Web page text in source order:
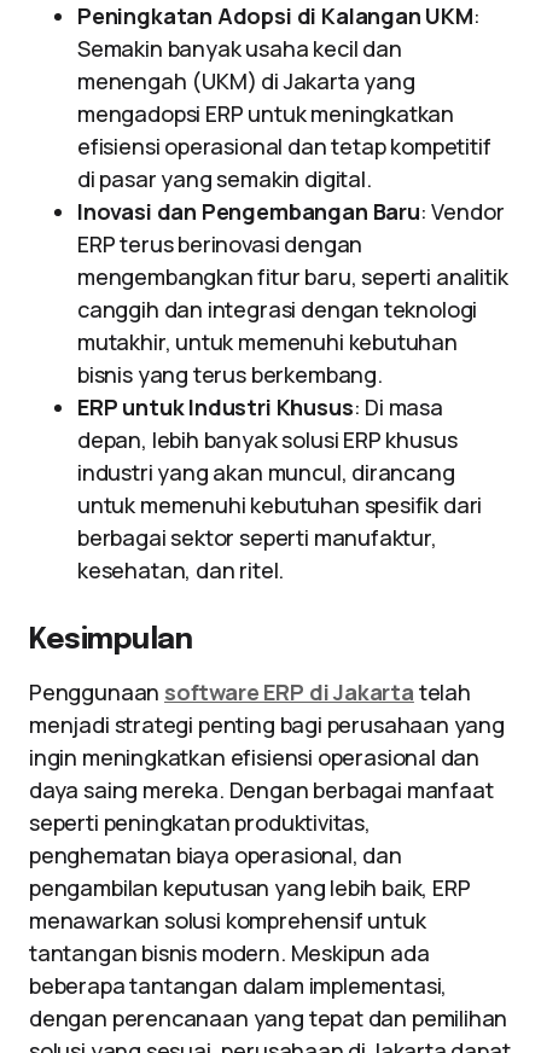
Peningkatan Adopsi di Kalangan UKM:
Semakin banyak usaha kecil dan
menengah (UKM) di Jakarta yang
mengadopsi ERP untuk meningkatkan
efisiensi operasional dan tetap kompetitif
di pasar yang semakin digital.
Inovasi dan Pengembangan Baru: Vendor
ERP terus berinovasi dengan
mengembangkan fitur baru, seperti analitik
canggih dan integrasi dengan teknologi
mutakhir, untuk memenuhi kebutuhan
bisnis yang terus berkembang.
ERP untuk Industri Khusus: Di masa
depan, lebih banyak solusi ERP khusus
industri yang akan muncul, dirancang
untuk memenuhi kebutuhan spesifik dari
berbagai sektor seperti manufaktur,
kesehatan, dan ritel.
Kesimpulan
Penggunaan software ERP di Jakarta telah
menjadi strategi penting bagi perusahaan yang
ingin meningkatkan efisiensi operasional dan
daya saing mereka. Dengan berbagai manfaat
seperti peningkatan produktivitas,
penghematan biaya operasional, dan
pengambilan keputusan yang lebih baik, ERP
menawarkan solusi komprehensif untuk
tantangan bisnis modern. Meskipun ada
beberapa tantangan dalam implementasi,
dengan perencanaan yang tepat dan pemilihan